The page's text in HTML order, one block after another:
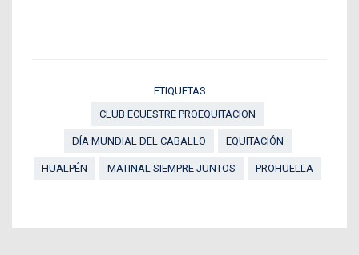
ETIQUETAS
CLUB ECUESTRE PROEQUITACION
DÍA MUNDIAL DEL CABALLO EQUITACIÓN
HUALPÉN MATINAL SIEMPRE JUNTOS PROHUELLA